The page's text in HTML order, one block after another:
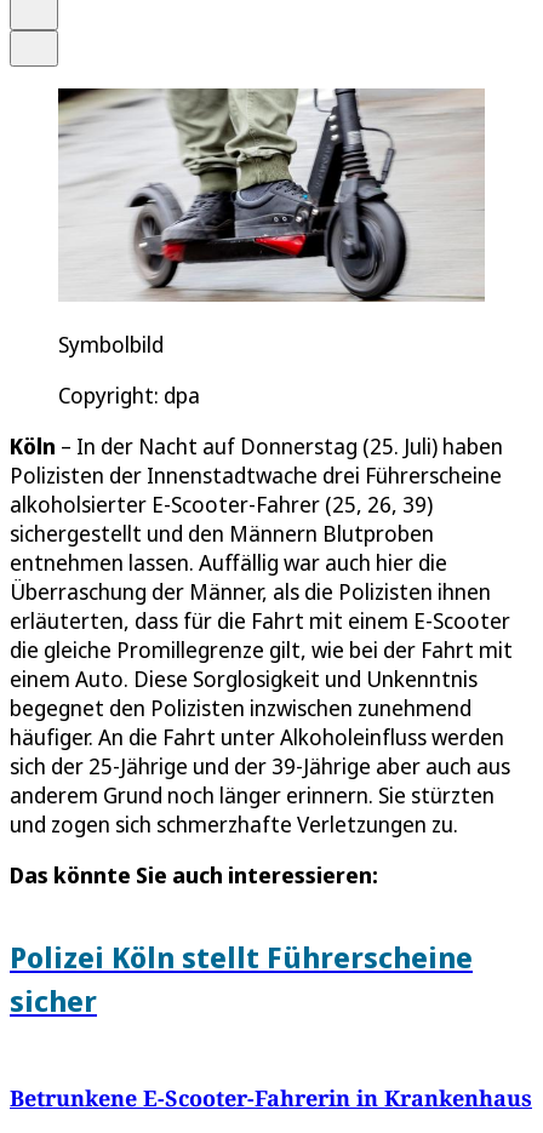
Symbolbild
Copyright: dpa
Köln – In der Nacht auf Donnerstag (25. Juli) haben
Polizisten der Innenstadtwache drei Führerscheine
alkoholsierter E-Scooter-Fahrer (25, 26, 39)
sichergestellt und den Männern Blutproben
entnehmen lassen. Auffällig war auch hier die
Überraschung der Männer, als die Polizisten ihnen
erläuterten, dass für die Fahrt mit einem E-Scooter
die gleiche Promillegrenze gilt, wie bei der Fahrt mit
einem Auto. Diese Sorglosigkeit und Unkenntnis
begegnet den Polizisten inzwischen zunehmend
häufiger. An die Fahrt unter Alkoholeinfluss werden
sich der 25-Jährige und der 39-Jährige aber auch aus
anderem Grund noch länger erinnern. Sie stürzten
und zogen sich schmerzhafte Verletzungen zu.
Das könnte Sie auch interessieren:
Polizei Köln stellt Führerscheine
sicher
Betrunkene E-Scooter-Fahrerin in Krankenhaus